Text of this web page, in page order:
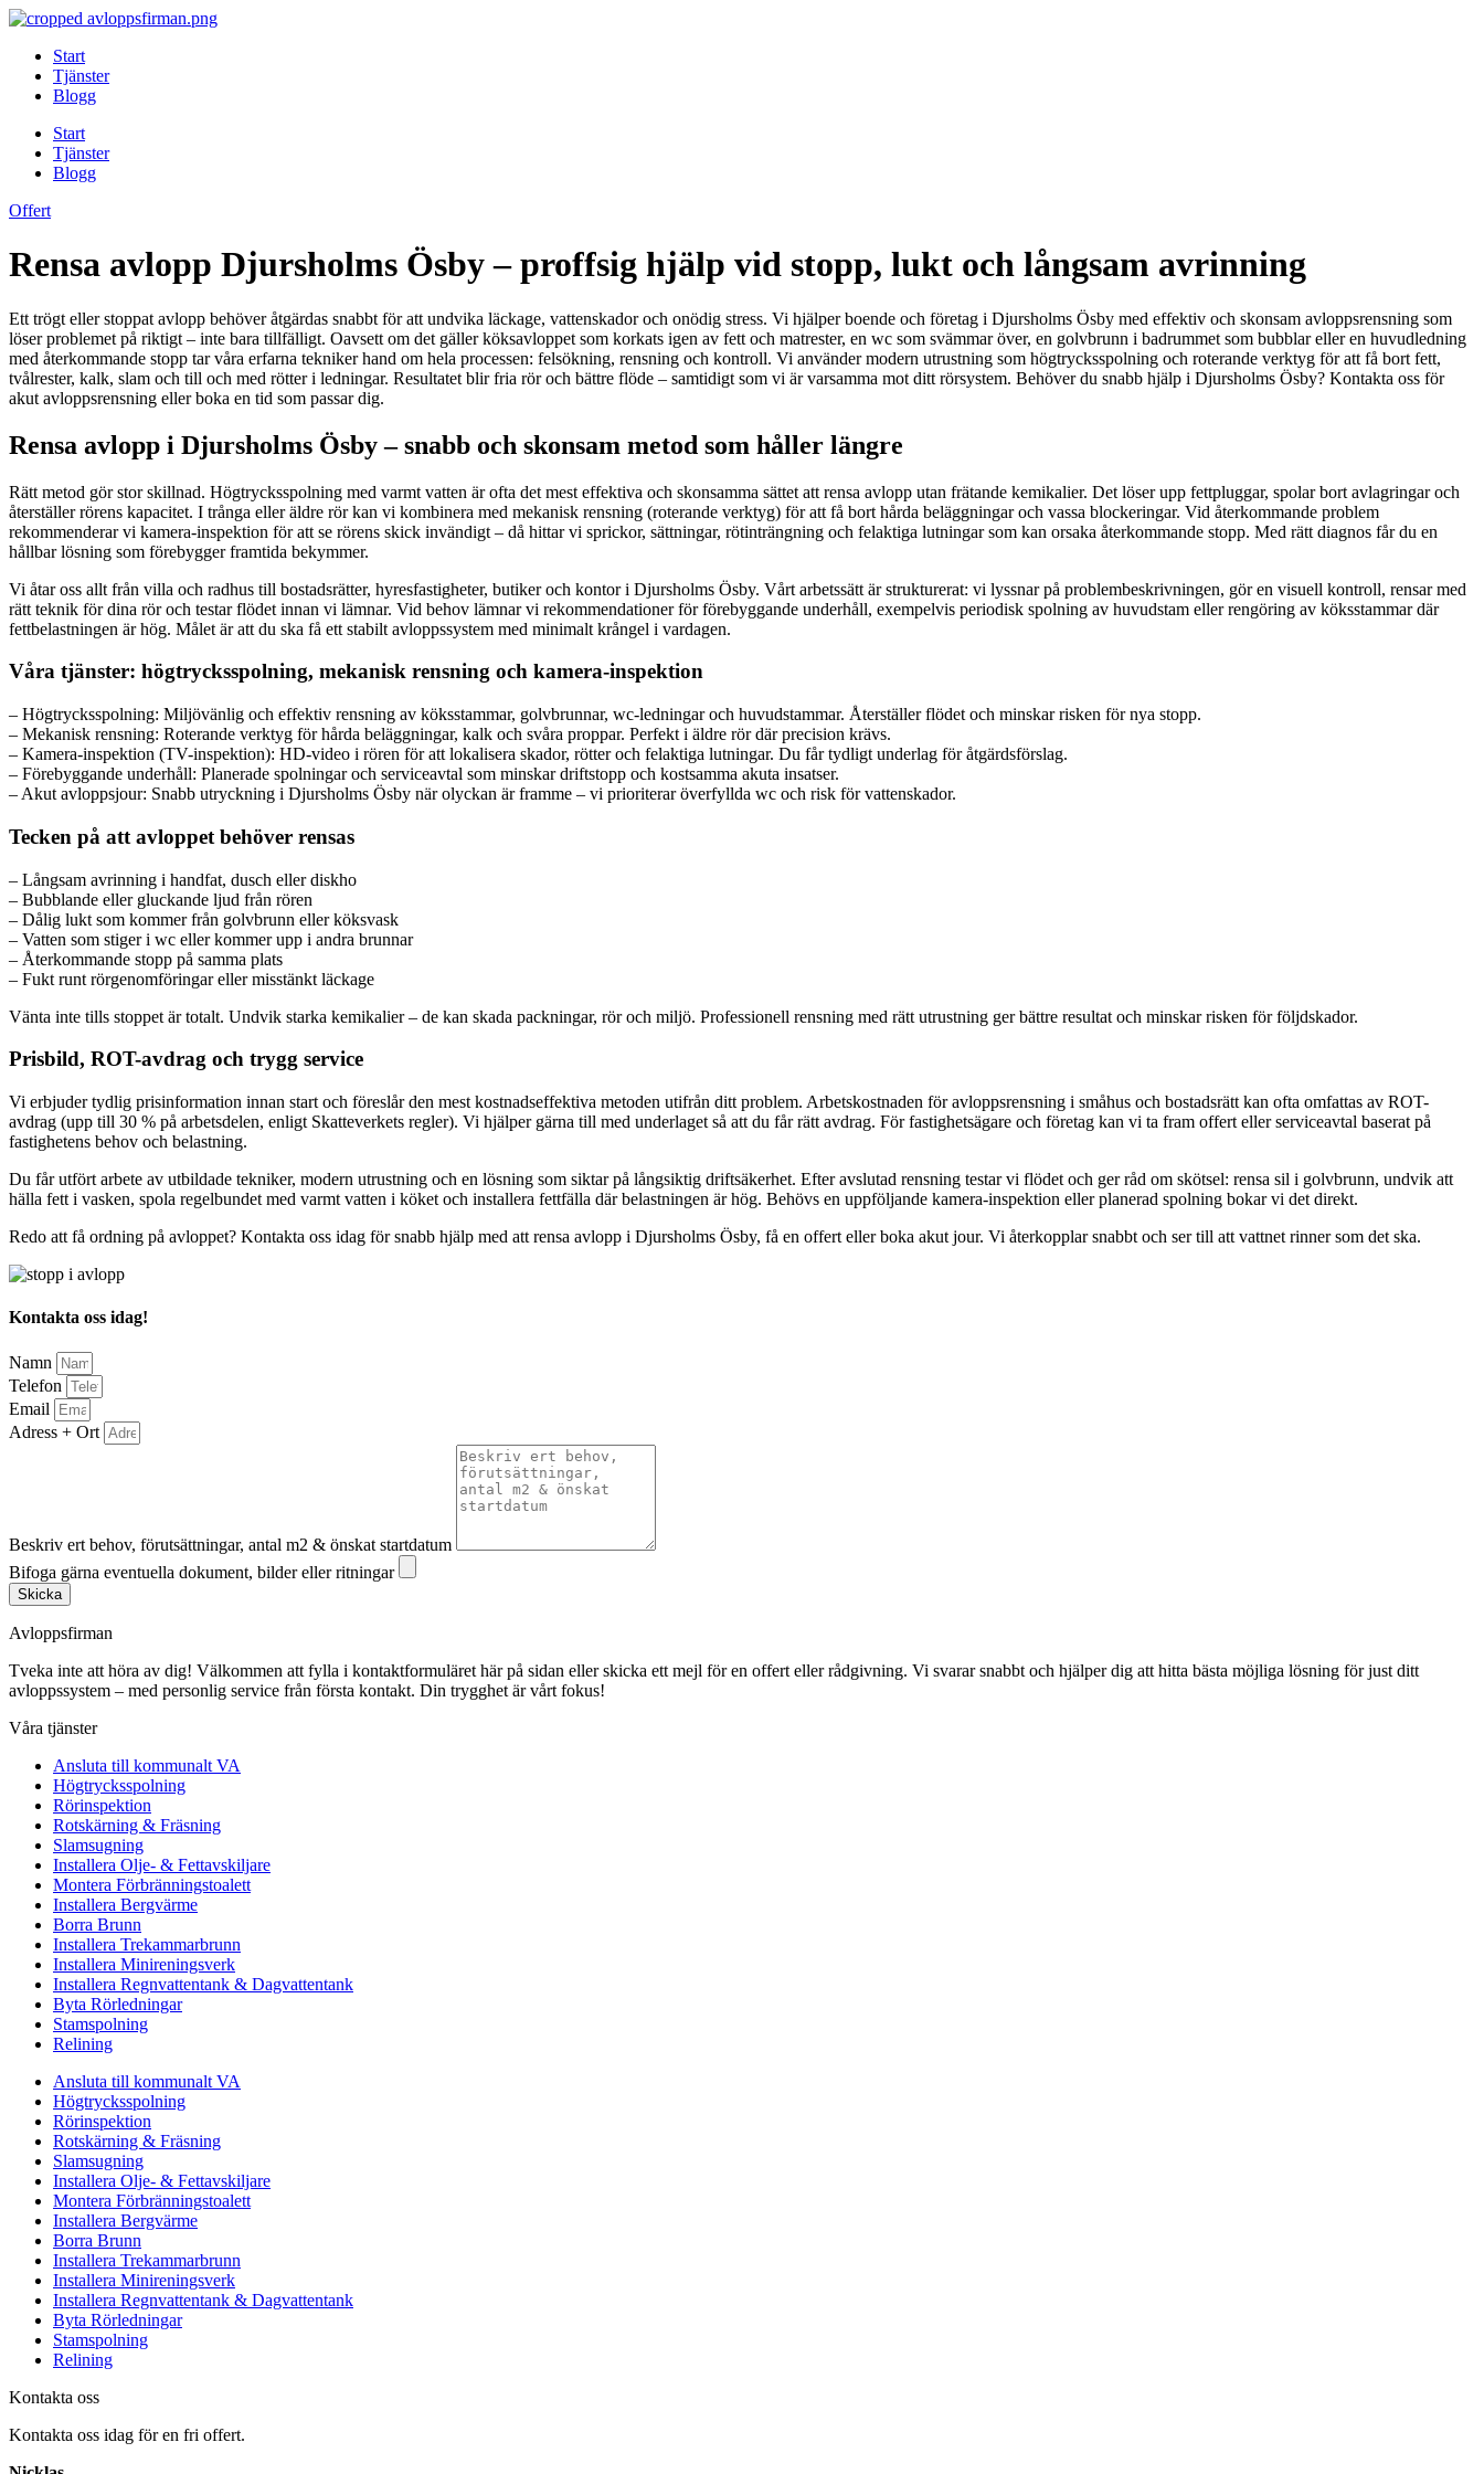
Skip
contentStart
Tjänster
Blogg
Start
Tjänster
Blogg
Offert
Rensa avlopp Djursholms Ösby – proffsig hjälp vid stopp, lukt och långsam avrinning
Ett trögt eller stoppat avlopp behöver åtgärdas snabbt för att undvika läckage, vattenskador och onödig stress. Vi hjälper boende och företag i Djursholms Ösby med effektiv och skonsam avloppsrensning som
löser problemet på riktigt – inte bara tillfälligt. Oavsett om det gäller köksavloppet som korkats igen av fett och matrester, en wc som svämmar över, en golvbrunn i badrummet som bubblar eller en huvudledning
med återkommande stopp tar våra erfarna tekniker hand om hela processen: felsökning, rensning och kontroll. Vi använder modern utrustning som högtrycksspolning och roterande verktyg för att få bort fett,
tvålrester, kalk, slam och till och med rötter i ledningar. Resultatet blir fria rör och bättre flöde – samtidigt som vi är varsamma mot ditt rörsystem. Behöver du snabb hjälp i Djursholms Ösby? Kontakta oss för
akut avloppsrensning eller boka en tid som passar dig.
Rensa avlopp i Djursholms Ösby – snabb och skonsam metod som håller längre
Rätt metod gör stor skillnad. Högtrycksspolning med varmt vatten är ofta det mest effektiva och skonsamma sättet att rensa avlopp utan frätande kemikalier. Det löser upp fettpluggar, spolar bort avlagringar och
återställer rörens kapacitet. I trånga eller äldre rör kan vi kombinera med mekanisk rensning (roterande verktyg) för att få bort hårda beläggningar och vassa blockeringar. Vid återkommande problem
rekommenderar vi kamera-inspektion för att se rörens skick invändigt – då hittar vi sprickor, sättningar, rötinträngning och felaktiga lutningar som kan orsaka återkommande stopp. Med rätt diagnos får du en
hållbar lösning som förebygger framtida bekymmer.
Vi åtar oss allt från villa och radhus till bostadsrätter, hyresfastigheter, butiker och kontor i Djursholms Ösby. Vårt arbetssätt är strukturerat: vi lyssnar på problembeskrivningen, gör en visuell kontroll, rensar med
rätt teknik för dina rör och testar flödet innan vi lämnar. Vid behov lämnar vi rekommendationer för förebyggande underhåll, exempelvis periodisk spolning av huvudstam eller rengöring av köksstammar där
fettbelastningen är hög. Målet är att du ska få ett stabilt avloppssystem med minimalt krångel i vardagen.
Våra tjänster: högtrycksspolning, mekanisk rensning och kamera-inspektion
– Högtrycksspolning: Miljövänlig och effektiv rensning av köksstammar, golvbrunnar, wc-ledningar och huvudstammar. Återställer flödet och minskar risken för nya stopp.
– Mekanisk rensning: Roterande verktyg för hårda beläggningar, kalk och svåra proppar. Perfekt i äldre rör där precision krävs.
– Kamera-inspektion (TV-inspektion): HD-video i rören för att lokalisera skador, rötter och felaktiga lutningar. Du får tydligt underlag för åtgärdsförslag.
– Förebyggande underhåll: Planerade spolningar och serviceavtal som minskar driftstopp och kostsamma akuta insatser.
– Akut avloppsjour: Snabb utryckning i Djursholms Ösby när olyckan är framme – vi prioriterar överfyllda wc och risk för vattenskador.
Tecken på att avloppet behöver rensas
– Långsam avrinning i handfat, dusch eller diskho
– Bubblande eller gluckande ljud från rören
– Dålig lukt som kommer från golvbrunn eller köksvask
– Vatten som stiger i wc eller kommer upp i andra brunnar
– Återkommande stopp på samma plats
– Fukt runt rörgenomföringar eller misstänkt läckage
Vänta inte tills stoppet är totalt. Undvik starka kemikalier – de kan skada packningar, rör och miljö. Professionell rensning med rätt utrustning ger bättre resultat och minskar risken för följdskador.
Prisbild, ROT-avdrag och trygg service
Vi erbjuder tydlig prisinformation innan start och föreslår den mest kostnadseffektiva metoden utifrån ditt problem. Arbetskostnaden för avloppsrensning i småhus och bostadsrätt kan ofta omfattas av ROT-
avdrag (upp till 30 % på arbetsdelen, enligt Skatteverkets regler). Vi hjälper gärna till med underlaget så att du får rätt avdrag. För fastighetsägare och företag kan vi ta fram offert eller serviceavtal baserat på
fastighetens behov och belastning.
Du får utfört arbete av utbildade tekniker, modern utrustning och en lösning som siktar på långsiktig driftsäkerhet. Efter avslutad rensning testar vi flödet och ger råd om skötsel: rensa sil i golvbrunn, undvik att
hälla fett i vasken, spola regelbundet med varmt vatten i köket och installera fettfälla där belastningen är hög. Behövs en uppföljande kamera-inspektion eller planerad spolning bokar vi det direkt.
Redo att få ordning på avloppet? Kontakta oss idag för snabb hjälp med att rensa avlopp i Djursholms Ösby, få en offert eller boka akut jour. Vi återkopplar snabbt och ser till att vattnet rinner som det ska.
Kontakta oss idag!
Namn
Telefon
Email
Adress + Ort
Beskriv ert behov, förutsättningar, antal m2 & önskat startdatum
Bifoga gärna eventuella dokument, bilder eller ritningar
Skicka
Avloppsfirman
Tveka inte att höra av dig! Välkommen att fylla i kontaktformuläret här på sidan eller skicka ett mejl för en offert eller rådgivning. Vi svarar snabbt och hjälper dig att hitta bästa möjliga lösning för just ditt
avloppssystem – med personlig service från första kontakt. Din trygghet är vårt fokus!
Våra tjänster
Ansluta till kommunalt VA
Högtrycksspolning
Rörinspektion
Rotskärning & Fräsning
Slamsugning
Installera Olje- & Fettavskiljare
Montera Förbränningstoalett
Installera Bergvärme
Borra Brunn
Installera Trekammarbrunn
Installera Minireningsverk
Installera Regnvattentank & Dagvattentank
Byta Rörledningar
Stamspolning
Relining
Ansluta till kommunalt VA
Högtrycksspolning
Rörinspektion
Rotskärning & Fräsning
Slamsugning
Installera Olje- & Fettavskiljare
Montera Förbränningstoalett
Installera Bergvärme
Borra Brunn
Installera Trekammarbrunn
Installera Minireningsverk
Installera Regnvattentank & Dagvattentank
Byta Rörledningar
Stamspolning
Relining
Kontakta oss
Kontakta oss idag för en fri offert.